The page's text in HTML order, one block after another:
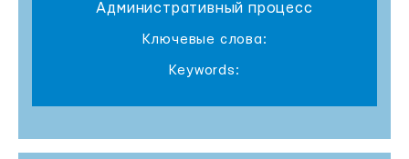
Административный процесс
Ключевые слова:
Keywords: